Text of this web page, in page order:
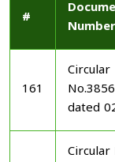
#
Number
161
Circular
dated
Circular